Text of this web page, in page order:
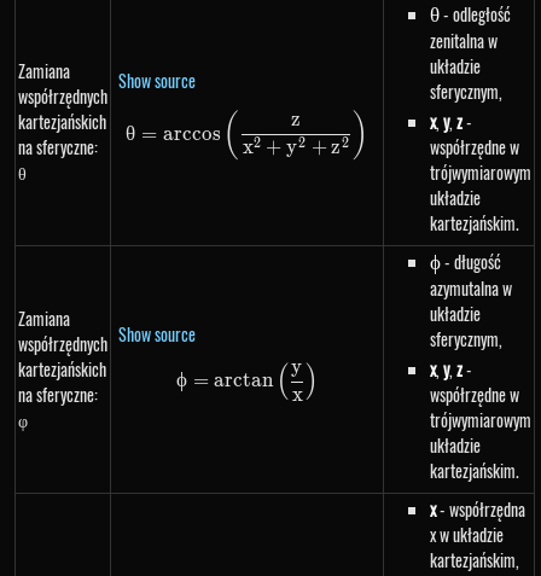
Zamiana
współrzędnych
kartezjańskich
na sferyczne:
θ
Show source
θ = arccos ( x2 + y2 +z2
z )
\theta
θ- odległość
zenitalna w
układzie
sferycznym,
x,y,z-
współrzędne w
trójwymiarowym
układzie
kartezjańskim.
Zamiana
współrzędnych
kartezjańskich
na sferyczne:
φ
Show source
ϕ = arctan ( x
y )
\phi
ϕ- długość
azymutalna w
układzie
sferycznym,
x,y,z-
współrzędne w
trójwymiarowym
układzie
kartezjańskim.
x- współrzędna
x w układzie
kartezjańskim,